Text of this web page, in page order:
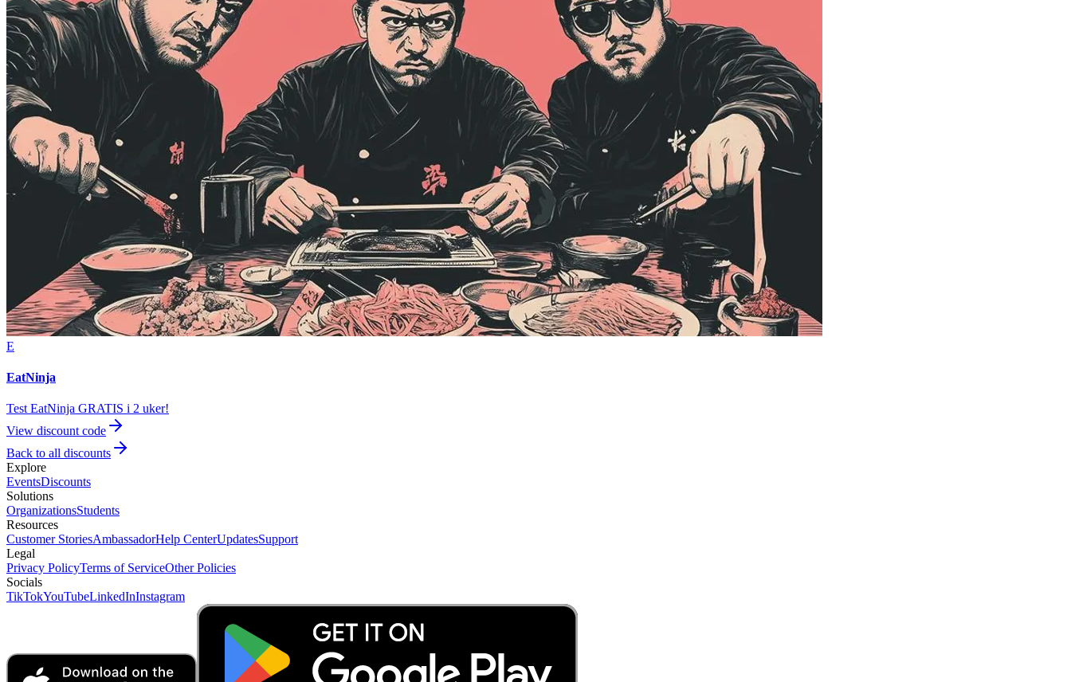
E
EatNinja
Test EatNinja GRATIS i 2 uker!
View discount code
Back to all discounts
Explore
EventsDiscounts
Solutions
OrganizationsStudents
Resources
Customer StoriesAmbassadorHelp CenterUpdatesSupport
Legal
Privacy PolicyTerms of ServiceOther Policies
Socials
TikTokYouTubeLinkedInInstagram